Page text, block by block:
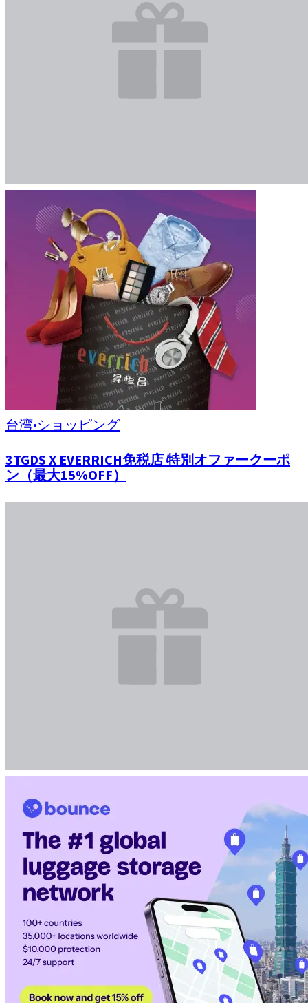
台湾•ショッピング
3TGDS X EVERRICH免税店 特別オファークーポ
ン（最大15%OFF）